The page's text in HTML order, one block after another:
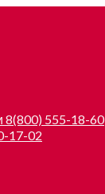
8(800) 555-18-60
17-02